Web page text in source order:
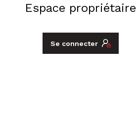
Espace propriétaire
Se connecter